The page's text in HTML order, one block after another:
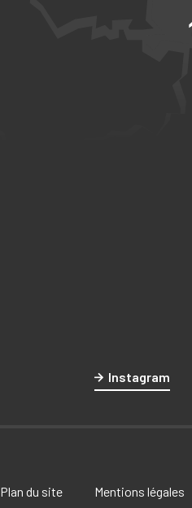
Instagram
Plan du site Mentions légales